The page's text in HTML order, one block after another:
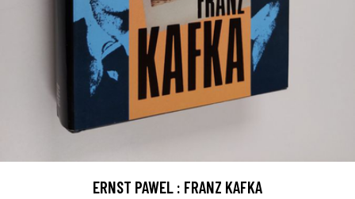
ERNST PAWEL : FRANZ KAFKA